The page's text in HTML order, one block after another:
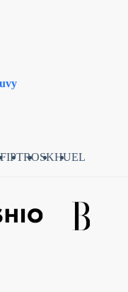
FIPTROSKHUEL